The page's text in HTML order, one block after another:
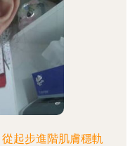
從起步進階肌膚穩軌